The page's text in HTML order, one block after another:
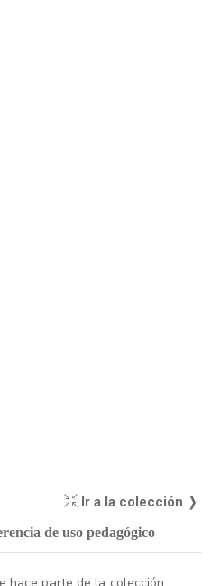
Ir a la colección ❭
de uso pedagógico